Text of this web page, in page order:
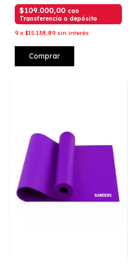
$109.000,00 con
Transferencia o depósito
9 x $15.138,89 sin interés
Comprar